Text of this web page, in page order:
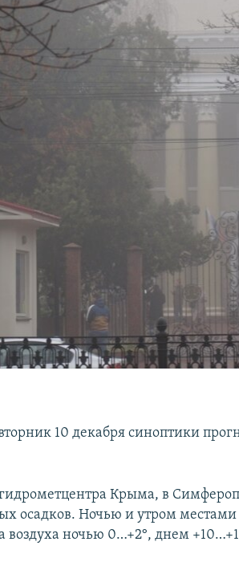
10 декабря синоптики
Крыма, в
осадков. Ночью и утром местами
воздуха ночью 0…+2°, днем